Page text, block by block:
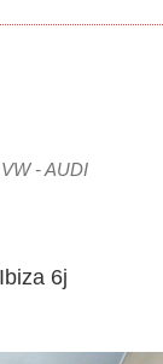
- AUDI
6j